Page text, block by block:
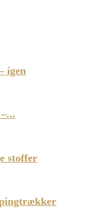
igen
stoffer